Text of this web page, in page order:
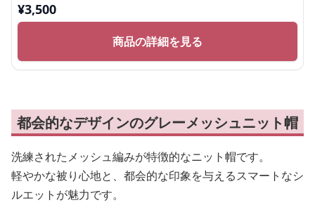
¥3,500
商品の詳細を見る
都会的なデザインのグレーメッシュニット帽
洗練されたメッシュ編みが特徴的なニット帽です。
軽やかな被り心地と、都会的な印象を与えるスマートなシ
ルエットが魅力です。